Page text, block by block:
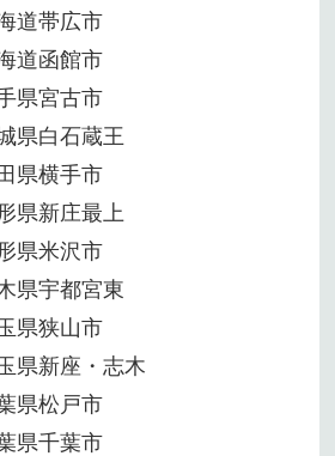
道帯広市
道函館市
県宮古市
県白石蔵王
県横手市
県新庄最上
県米沢市
県宇都宮東
県狭山市
県新座・志木
県松戸市
県千葉市